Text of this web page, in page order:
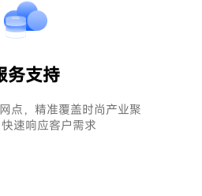
务支持
点，精准覆盖时尚产业聚
速响应客户需求